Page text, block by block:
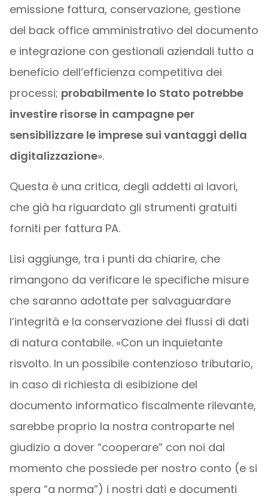
emissione fattura, conservazione, gestione
del back office amministrativo del documento
e integrazione con gestionali aziendali tutto a
beneficio dell’efficienza competitiva dei
processi; probabilmente lo Stato potrebbe
investire risorse in campagne per
sensibilizzare le imprese sui vantaggi della
digitalizzazione».
Questa è una critica, degli addetti ai lavori,
che già ha riguardato gli strumenti gratuiti
forniti per fattura PA.
Lisi aggiunge, tra i punti da chiarire, che
rimangono da verificare le specifiche misure
che saranno adottate per salvaguardare
l’integrità e la conservazione dei flussi di dati
di natura contabile. «Con un inquietante
risvolto. In un possibile contenzioso tributario,
in caso di richiesta di esibizione del
documento informatico fiscalmente rilevante,
sarebbe proprio la nostra controparte nel
giudizio a dover “cooperare” con noi dal
momento che possiede per nostro conto (e si
spera “a norma”) i nostri dati e documenti